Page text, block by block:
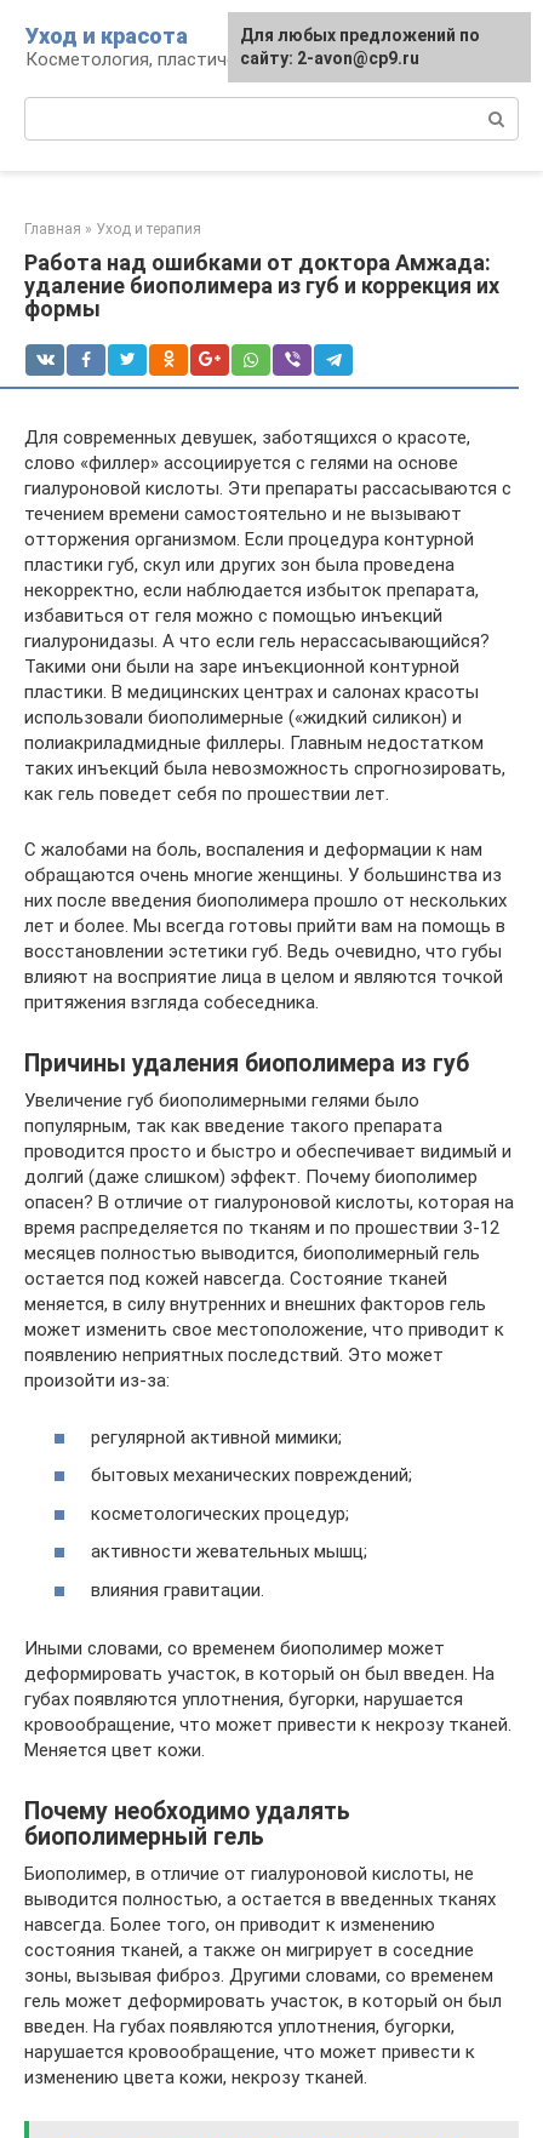
контенту
Уход и красота
Косметология, пластическая хирургия, уход
Главная » Уход и терапия
Работа над ошибками от доктора Амжада:
удаление биополимера из губ и коррекция их
формы
Для современных девушек, заботящихся о красоте,
слово «филлер» ассоциируется с гелями на основе
гиалуроновой кислоты. Эти препараты рассасываются с
течением времени самостоятельно и не вызывают
отторжения организмом. Если процедура контурной
пластики губ, скул или других зон была проведена
некорректно, если наблюдается избыток препарата,
избавиться от геля можно с помощью инъекций
гиалуронидазы. А что если гель нерассасывающийся?
Такими они были на заре инъекционной контурной
пластики. В медицинских центрах и салонах красоты
использовали биополимерные («жидкий силикон) и
полиакриладмидные филлеры. Главным недостатком
таких инъекций была невозможность спрогнозировать,
как гель поведет себя по прошествии лет.
С жалобами на боль, воспаления и деформации к нам
обращаются очень многие женщины. У большинства из
них после введения биополимера прошло от нескольких
лет и более. Мы всегда готовы прийти вам на помощь в
восстановлении эстетики губ. Ведь очевидно, что губы
влияют на восприятие лица в целом и являются точкой
притяжения взгляда собеседника.
Причины удаления биополимера из губ
Увеличение губ биополимерными гелями было
популярным, так как введение такого препарата
проводится просто и быстро и обеспечивает видимый и
долгий (даже слишком) эффект. Почему биополимер
опасен? В отличие от гиалуроновой кислоты, которая на
время распределяется по тканям и по прошествии 3-12
месяцев полностью выводится, биополимерный гель
остается под кожей навсегда. Состояние тканей
меняется, в силу внутренних и внешних факторов гель
может изменить свое местоположение, что приводит к
появлению неприятных последствий. Это может
произойти из-за:
регулярной активной мимики;
бытовых механических повреждений;
косметологических процедур;
активности жевательных мышц;
влияния гравитации.
Иными словами, со временем биополимер может
деформировать участок, в который он был введен. На
губах появляются уплотнения, бугорки, нарушается
кровообращение, что может привести к некрозу тканей.
Меняется цвет кожи.
Почему необходимо удалять
биополимерный гель
Биополимер, в отличие от гиалуроновой кислоты, не
выводится полностью, а остается в введенных тканях
навсегда. Более того, он приводит к изменению
состояния тканей, а также он мигрирует в соседние
зоны, вызывая фиброз. Другими словами, со временем
гель может деформировать участок, в который он был
введен. На губах появляются уплотнения, бугорки,
нарушается кровообращение, что может привести к
изменению цвета кожи, некрозу тканей.
Для любых предложений по
сайту: 2-avon@cp9.ru